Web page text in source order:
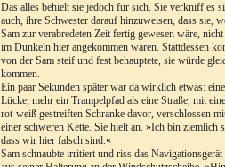
Das alles behielt sie jedoch für sich. Sie verkniff es
auch, ihre Schwester darauf hinzuweisen, dass sie,
Sam zur verabredeten Zeit fertig gewesen wäre, nicht
im Dunkeln hier angekommen wären. Stattdessen
von der Sam steif und fest behauptete, sie würde
kommen.
Ein paar Sekunden später war da wirklich etwas: eine
Lücke, mehr ein Trampelpfad als eine Straße, mit
rot-weiß gestreiften Schranke davor, verschlossen
einer schweren Kette. Sie hielt an. »Ich bin ziemlich
dass wir hier falsch sind.«
Sam schnaubte irritiert und riss das Navigationsgerät